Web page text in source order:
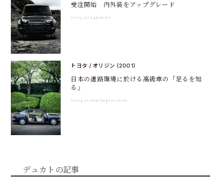
受注開始 内外装をアップグレード
2025.10.14 #news
トヨタ / オリジン (2001)
日本の道路環境に於ける高級車の「足るを知
る」
2024.11.06#impression
デュカトの記事